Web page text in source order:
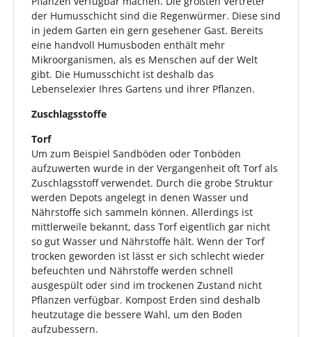
der Humusschicht sind die Regenwürmer. Diese sind
in jedem Garten ein gern gesehener Gast. Bereits
eine handvoll Humusboden enthält mehr
Mikroorganismen, als es Menschen auf der Welt
gibt. Die Humusschicht ist deshalb das
Lebenselexier Ihres Gartens und ihrer Pflanzen.
Zuschlagsstoffe
Torf
Um zum Beispiel Sandböden oder Tonböden
aufzuwerten wurde in der Vergangenheit oft Torf als
Zuschlagsstoff verwendet. Durch die grobe Struktur
werden Depots angelegt in denen Wasser und
Nährstoffe sich sammeln können. Allerdings ist
mittlerweile bekannt, dass Torf eigentlich gar nicht
so gut Wasser und Nährstoffe hält. Wenn der Torf
trocken geworden ist lässt er sich schlecht wieder
befeuchten und Nährstoffe werden schnell
ausgespült oder sind im trockenen Zustand nicht
Pflanzen verfügbar. Kompost Erden sind deshalb
heutzutage die bessere Wahl, um den Boden
aufzubessern.